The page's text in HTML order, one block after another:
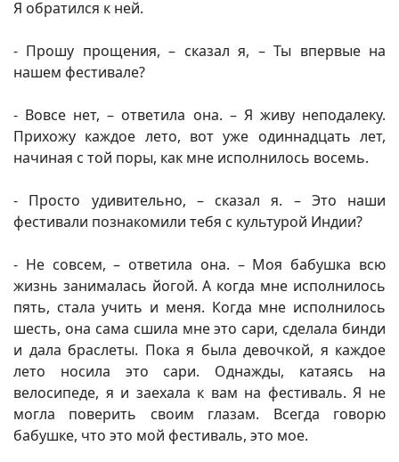
Я обратился к ней.
- Прошу прощения, – сказал я, – Ты впервые на
нашем фестивале?
- Вовсе нет, – ответила она. – Я живу неподалеку.
Прихожу каждое лето, вот уже одиннадцать лет,
начиная с той поры, как мне исполнилось восемь.
- Просто удивительно, – сказал я. – Это наши
фестивали познакомили тебя с культурой Индии?
- Не совсем, – ответила она. – Моя бабушка всю
жизнь занималась йогой. А когда мне исполнилось
пять, стала учить и меня. Когда мне исполнилось
шесть, она сама сшила мне это сари, сделала бинди
и дала браслеты. Пока я была девочкой, я каждое
лето носила это сари. Однажды, катаясь на
велосипеде, я и заехала к вам на фестиваль. Я не
могла поверить своим глазам. Всегда говорю
бабушке, что это мой фестиваль, это мое.